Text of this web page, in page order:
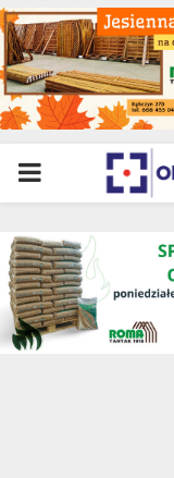
PRIMARY
MENU